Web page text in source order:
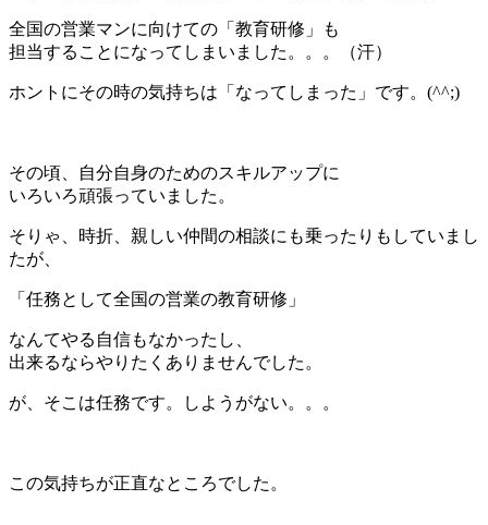
全国の営業マンに向けての「教育研修」も
担当することになってしまいました。。。（汗）
ホントにその時の気持ちは「なってしまった」です。(^^;)
その頃、自分自身のためのスキルアップに
いろいろ頑張っていました。
そりゃ、時折、親しい仲間の相談にも乗ったりもしていまし
たが、
「任務として全国の営業の教育研修」
なんてやる自信もなかったし、
出来るならやりたくありませんでした。
が、そこは任務です。しようがない。。。
この気持ちが正直なところでした。